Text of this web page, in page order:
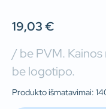
19,03€
/ be PVM.
be logotipo.
Produkto išmatavimai: